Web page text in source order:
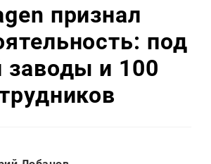
признал
под
заводы и 100